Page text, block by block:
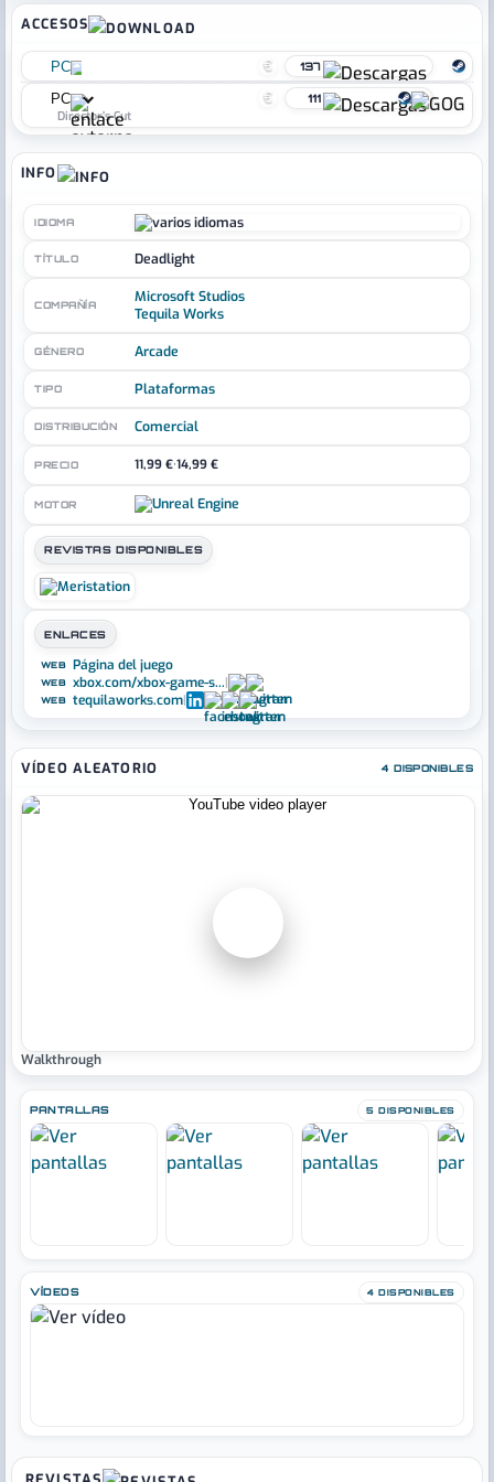
PANTALLAS 5 DISPONIBLES
VÍDEOS 4 DISPONIBLES
ACCESOS
PC € 137
PC € 111
Director's Cut
INFO
IDIOMA
TÍTULO Deadlight
COMPAÑÍA
Microsoft Studios
Tequila Works
GÉNERO Arcade
TIPO Plataformas
DISTRIBUCIÓN Comercial
PRECIO 11,99 €·14,99 €
MOTOR
REVISTAS DISPONIBLES
ENLACES
WEB Página del juego
WEB xbox.com/xbox-game-s...|
WEB tequilaworks.com|
VÍDEO ALEATORIO 4 DISPONIBLES
Walkthrough